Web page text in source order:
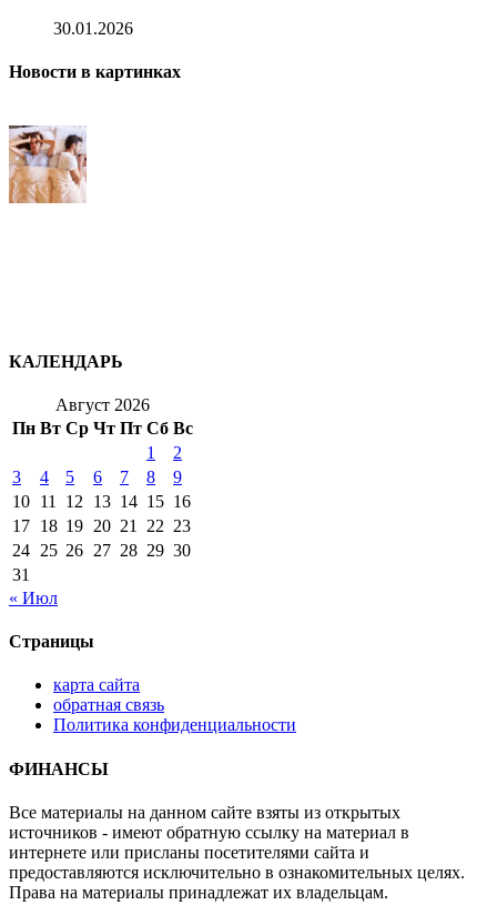
30.01.2026
Новости в картинках
КАЛЕНДАРЬ
Август 2026
Пн Вт Ср Чт Пт Сб Вс
1
2
3
4 5 6 7 8
9
10 11 12 13 14 15 16
17 18 19 20 21 22 23
24 25 26 27 28 29 30
31
« Июл
Страницы
карта сайта
обратная связь
Политика конфиденциальности
ФИНАНСЫ
Все материалы на данном сайте взяты из открытых
источников - имеют обратную ссылку на материал в
интернете или присланы посетителями сайта и
предоставляются исключительно в ознакомительных целях.
Права на материалы принадлежат их владельцам.